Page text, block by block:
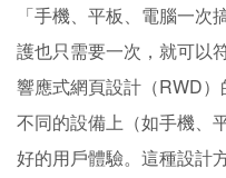
「手機、平板、電腦一
護也只需要一次，就可以
響應式網頁設計（RWD
不同的設備上（如手機、
好的用戶體驗。這種設計